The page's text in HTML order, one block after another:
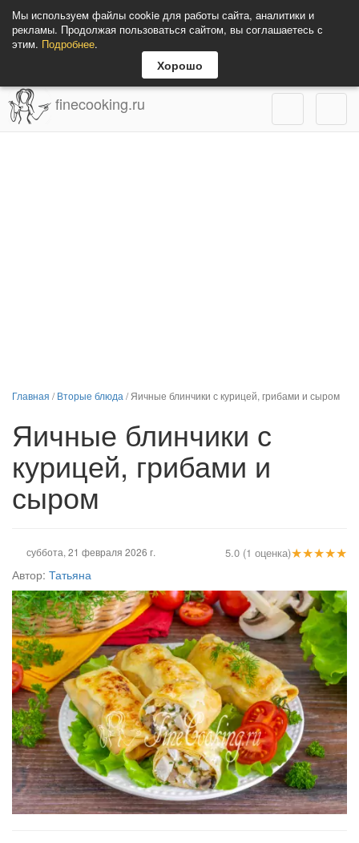
Мы используем файлы cookie для работы сайта, аналитики и
рекламы. Продолжая пользоваться сайтом, вы соглашаетесь с
этим. Подробнее.
Хорошо
finecooking.ru
Главная /Вторые блюда /Яичные блинчики с курицей, грибами и сыром
Яичные блинчики с
курицей, грибами и
сыром
★★★★★
5.0 (1 оценка)
суббота, 21 февраля 2026 г.
Автор: Татьяна